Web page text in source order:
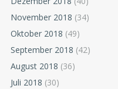
November 2018 (34)
Oktober 2018 (49)
September 2018 (42)
August 2018 (36)
Juli 2018 (30)